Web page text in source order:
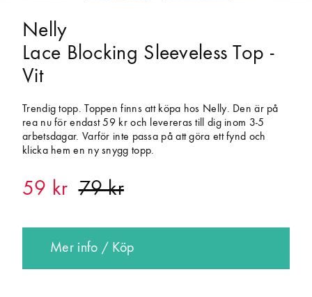
Nelly
Lace Blocking Sleeveless Top -
Vit
Trendig topp. Toppen finns att köpa hos Nelly. Den är på
rea nu för endast 59 kr och levereras till dig inom 3-5
arbetsdagar. Varför inte passa på att göra ett fynd och
klicka hem en ny snygg topp.
59 kr
Mer info / Köp